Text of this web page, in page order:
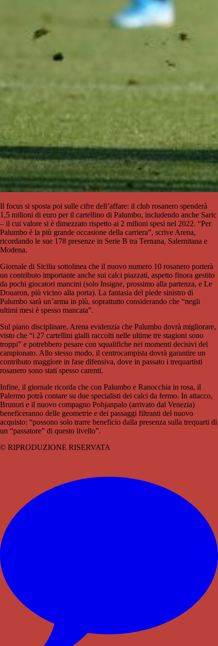
Il focus si sposta poi sulle cifre dell’affare: il club rosanero spenderà
1,5 milioni di euro per il cartellino di Palumbo, includendo anche Saric
– il cui valore si è dimezzato rispetto ai 2 milioni spesi nel 2022. “Per
Palumbo è la più grande occasione della carriera”, scrive Arena,
ricordando le sue 178 presenze in Serie B tra Ternana, Salernitana e
Modena.
Giornale di Sicilia sottolinea che il nuovo numero 10 rosanero porterà
un contributo importante anche sui calci piazzati, aspetto finora gestito
da pochi giocatori mancini (solo Insigne, prossimo alla partenza, e Le
Douaron, più vicino alla porta). La fantasia del piede sinistro di
Palumbo sarà un’arma in più, soprattutto considerando che “negli
ultimi mesi è spesso mancata”.
Sul piano disciplinare, Arena evidenzia che Palumbo dovrà migliorare,
visto che “i 27 cartellini gialli raccolti nelle ultime tre stagioni sono
troppi” e potrebbero pesare con squalifiche nei momenti decisivi del
campionato. Allo stesso modo, il centrocampista dovrà garantire un
contributo maggiore in fase difensiva, dove in passato i trequartisti
rosanero sono stati spesso carenti.
Infine, il giornale ricorda che con Palumbo e Ranocchia in rosa, il
Palermo potrà contare su due specialisti dei calci da fermo. In attacco,
Brunori e il nuovo compagno Pohjanpalo (arrivato dal Venezia)
beneficeranno delle geometrie e dei passaggi filtranti del nuovo
acquisto: “possono solo trarre beneficio dalla presenza sulla trequarti di
un “passatore” di questo livello”.
© RIPRODUZIONE RISERVATA